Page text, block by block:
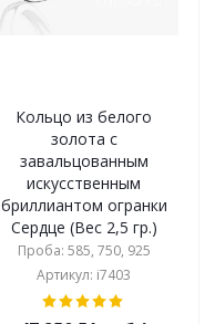
Кольцо из белого
золота с
завальцованным
искусственным
бриллиантом огранки
Сердце (Вес 2,5 гр.)
Проба: 585, 750, 925
Артикул: i7403